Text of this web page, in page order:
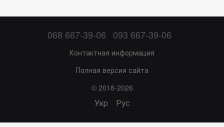
068 667-39-06 093 667-39-06
Контактная информация
Полная версия сайта
© 2018-2026
Укр Рус